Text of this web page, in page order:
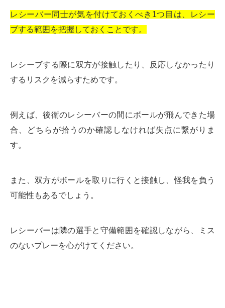
レシーバー同士が気を付けておくべき1つ目は、レシー
ブする範囲を把握しておくことです。
レシーブする際に双方が接触したり、反応しなかったり
するリスクを減らすためです。
例えば、後衛のレシーバーの間にボールが飛んできた場
合、どちらが拾うのか確認しなければ失点に繋がりま
す。
また、双方がボールを取りに行くと接触し、怪我を負う
可能性もあるでしょう。
レシーバーは隣の選手と守備範囲を確認しながら、ミス
のないプレーを心がけてください。